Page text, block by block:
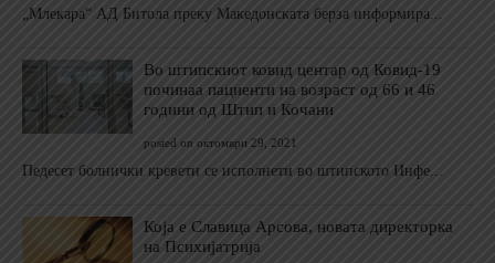
„Млекара“ АД Битола преку Македонската берза информира...
Во штипскиот ковид центар од Ковид-19
починаа пациенти на возраст од 66 и 46
години од Штип и Кочани
posted on октомври 29, 2021
Педесет болнички кревети се исполнети во штипското Инфе...
Која е Славица Арсова, новата директорка
на Психијатрија